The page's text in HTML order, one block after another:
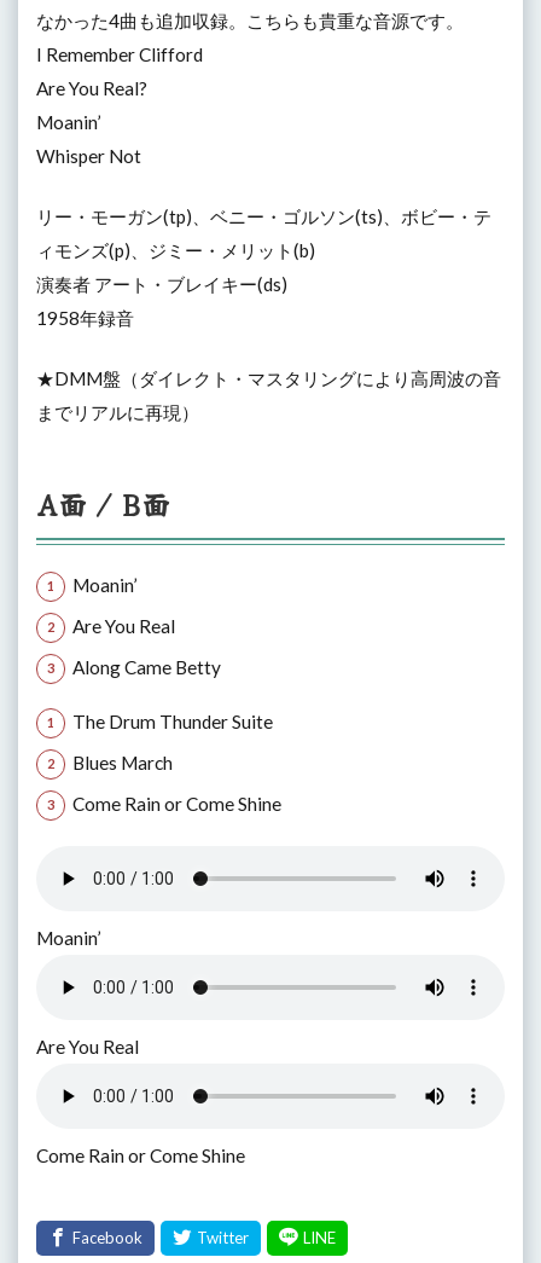
なかった4曲も追加収録。こちらも貴重な音源です。
I Remember Clifford
Are You Real?
Moanin’
Whisper Not
リー・モーガン(tp)、ベニー・ゴルソン(ts)、ボビー・テ
ィモンズ(p)、ジミー・メリット(b)
演奏者 アート・ブレイキー(ds)
1958年録音
★DMM盤（ダイレクト・マスタリングにより高周波の音
までリアルに再現）
A面 / B面
Moanin’
Are You Real
Along Came Betty
The Drum Thunder Suite
Blues March
Come Rain or Come Shine
Moanin’
Are You Real
Come Rain or Come Shine